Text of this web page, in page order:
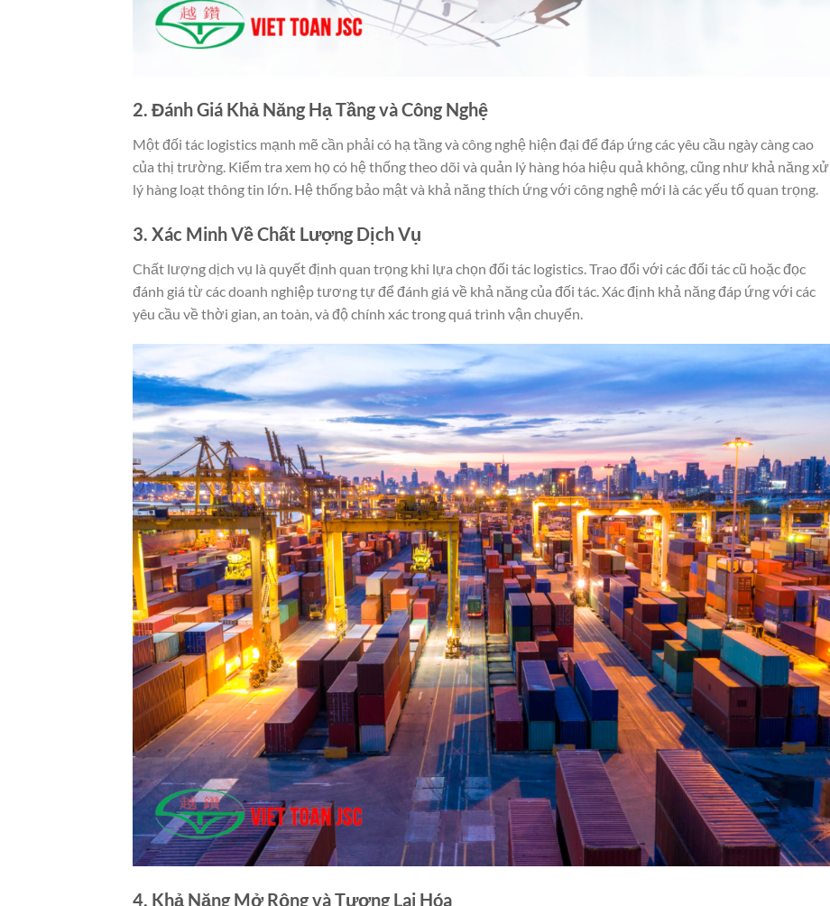
2. Đánh Giá Khả Năng Hạ Tầng và Công Nghệ
Một đối tác logistics mạnh mẽ cần phải có hạ tầng và công nghệ hiện đại để đáp ứng các yêu cầu ngày càng cao
của thị trường. Kiểm tra xem họ có hệ thống theo dõi và quản lý hàng hóa hiệu quả không, cũng như khả năng xử
lý hàng loạt thông tin lớn. Hệ thống bảo mật và khả năng thích ứng với công nghệ mới là các yếu tố quan trọng.
3. Xác Minh Về Chất Lượng Dịch Vụ
Chất lượng dịch vụ là quyết định quan trọng khi lựa chọn đối tác logistics. Trao đổi với các đối tác cũ hoặc đọc
đánh giá từ các doanh nghiệp tương tự để đánh giá về khả năng của đối tác. Xác định khả năng đáp ứng với các
yêu cầu về thời gian, an toàn, và độ chính xác trong quá trình vận chuyển.
4. Khả Năng Mở Rộng và Tương Lai Hóa